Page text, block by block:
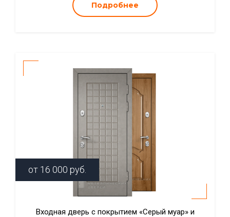
Подробнее
от 16 000 руб.
Входная дверь с покрытием «Серый муар» и